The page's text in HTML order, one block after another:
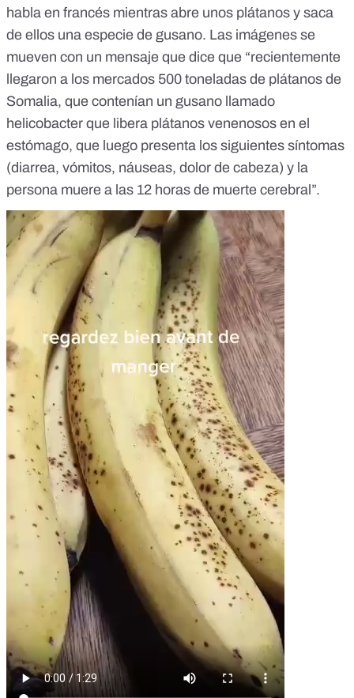
habla en francés mientras abre unos plátanos y saca
de ellos una especie de gusano. Las imágenes se
mueven con un mensaje que dice que “recientemente
llegaron a los mercados 500 toneladas de plátanos de
Somalia, que contenían un gusano llamado
helicobacter que libera plátanos venenosos en el
estómago, que luego presenta los siguientes síntomas
(diarrea, vómitos, náuseas, dolor de cabeza) y la
persona muere a las 12 horas de muerte cerebral”.